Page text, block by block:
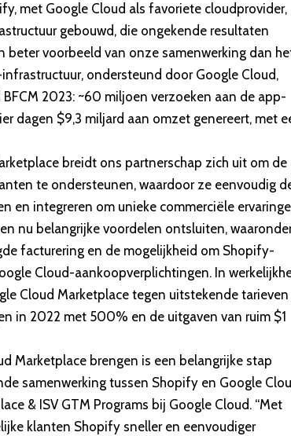
met Google Cloud als favoriete cloudprovider,
gebouwd, die ongekende resultaten
beter voorbeeld van onze samenwerking dan
ondersteund door Google Cloud,
BFCM 2023: ~60 miljoen verzoeken aan de app-
dagen $9,3 miljard aan omzet genereert, met
breidt ons partnerschap zich uit om de
te ondersteunen, waardoor ze eenvoudig
en integreren om unieke commerciële
nu belangrijke voordelen ontsluiten,
facturering en de mogelijkheid om Shopify-
Cloud-aankoopverplichtingen. In
Cloud Marketplace tegen uitstekende tarieven
in 2022 met 500% en de uitgaven van ruim $1
Marketplace brengen is een belangrijke stap
samenwerking tussen Shopify en Google
& ISV GTM Programs bij Google Cloud. “Met
klanten Shopify sneller en eenvoudiger